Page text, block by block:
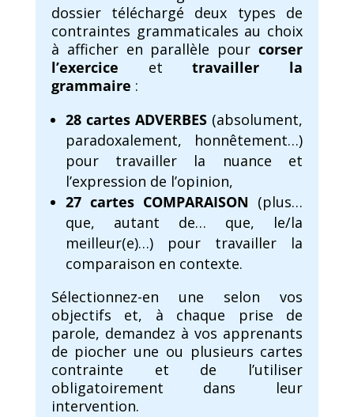
dossier téléchargé deux types de
contraintes grammaticales au choix
à afficher en parallèle pourcorser
l’exercice ettravailler la
grammaire :
28 cartes ADVERBES (absolument,
paradoxalement, honnêtement…)
pour travailler la nuance et
l’expression de l’opinion,
27 cartes COMPARAISON (plus…
que, autant de… que, le/la
meilleur(e)…) pour travailler la
comparaison en contexte.
Sélectionnez-en une selon vos
objectifs et, à chaque prise de
parole, demandez à vos apprenants
de piocher une ou plusieurs cartes
contrainte et de l’utiliser
obligatoirement dans leur
intervention.